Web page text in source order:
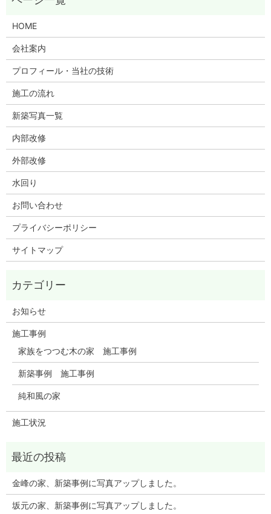
HOME
会社案内
プロフィール・当社の技術
施工の流れ
新築写真一覧
内部改修
外部改修
水回り
お問い合わせ
プライバシーポリシー
サイトマップ
お知らせ
施工事例
家族をつつむ木の家 施工事例
新築事例 施工事例
純和風の家
施工状況
金峰の家、新築事例に写真アップしました。
坂元の家、新築事例に写真アップしました。